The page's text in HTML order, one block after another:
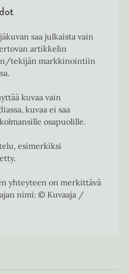
saa julkaista vain
artikkelin
tekijän markkinointiin
kuvaa vain
kuvaa ei saa
osapuolille.
esimerkiksi
yhteyteen on merkittävä
nimi: © Kuvaaja /